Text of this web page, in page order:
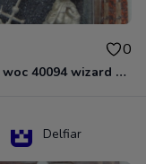
0
D&D - woc 40094 wizard human male Miniature - Donjons Dragons
Delfiar